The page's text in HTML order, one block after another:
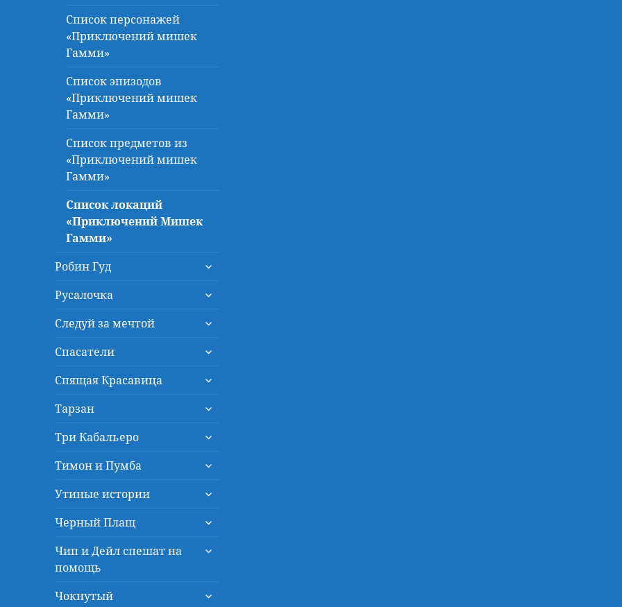
Список персонажей
«Приключений мишек
Гамми»
Список эпизодов
«Приключений мишек
Гамми»
Список предметов из
«Приключений мишек
Гамми»
Список локаций
«Приключений Мишек
Гамми»
Робин Гуд
раскрыть
меню
Русалочка
раскрыть
меню
Следуй за мечтой
раскрыть
меню
Спасатели
раскрыть
меню
Спящая Красавица
раскрыть
меню
Тарзан
раскрыть
меню
Три Кабальеро
раскрыть
меню
Тимон и Пумба
раскрыть
меню
Утиные истории
раскрыть
меню
Черный Плащ
раскрыть
меню
Чип и Дейл спешат на
помощь
раскрыть
Чокнутый
раскрыть